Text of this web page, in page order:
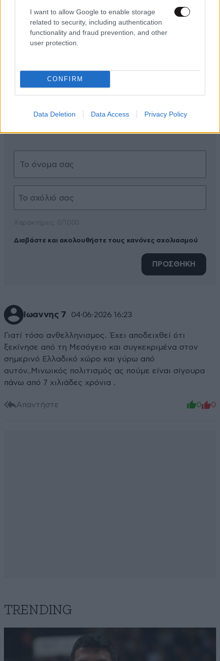
I want to allow Google to enable storage
related to security, including authentication
functionality and fraud prevention, and other
user protection.
CONFIRM
Data Deletion Data Access Privacy Policy
ΣΧΌΛΙΑ ΑΝΑΓΝΩΣΤΏΝ
Διαβάστε και ακολουθήστε τους κανόνες σχολιασμού
ΠΡΟΣΘΗΚΗ
Ιωαννης 7 04·06·2026 16:23
Γιατί τόσο ανθελληνισμος. Έχει αποδειχθεί ότι
ξεκίνησε από τη Μεσόγειο και συγκεκριμένα στον
σημερινό Ελλαδικό χώρο και γύρω από
αυτόν..Μινωικός πολιτισμός ας πούμε είναι σίγουρα
πάνω από 7 χιλιάδες χρόνια .
Απαντήστε 0 0
TRENDING